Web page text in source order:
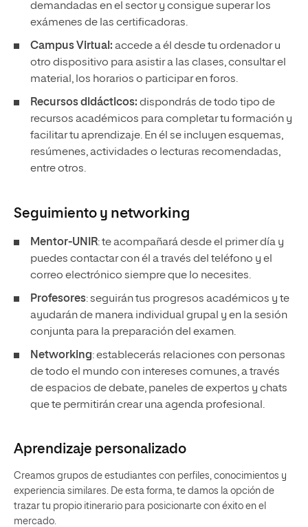
demandadas en el sector y consigue superar los
exámenes de las certificadoras.
Campus Virtual: accede a él desde tu ordenador u
otro dispositivo para asistir a las clases, consultar el
material, los horarios o participar en foros.
Recursos didácticos: dispondrás de todo tipo de
recursos académicos para completar tu formación y
facilitar tu aprendizaje. En él se incluyen esquemas,
resúmenes, actividades o lecturas recomendadas,
entre otros.
Seguimiento y networking
Mentor-UNIR: te acompañará desde el primer día y
puedes contactar con él a través del teléfono y el
correo electrónico siempre que lo necesites.
Profesores: seguirán tus progresos académicos y te
ayudarán de manera individual grupal y en la sesión
conjunta para la preparación del examen.
Networking: establecerás relaciones con personas
de todo el mundo con intereses comunes, a través
de espacios de debate, paneles de expertos y chats
que te permitirán crear una agenda profesional.
Aprendizaje personalizado
Creamos grupos de estudiantes con perfiles, conocimientos y
experiencia similares. De esta forma, te damos la opción de
trazar tu propio itinerario para posicionarte con éxito en el
mercado.